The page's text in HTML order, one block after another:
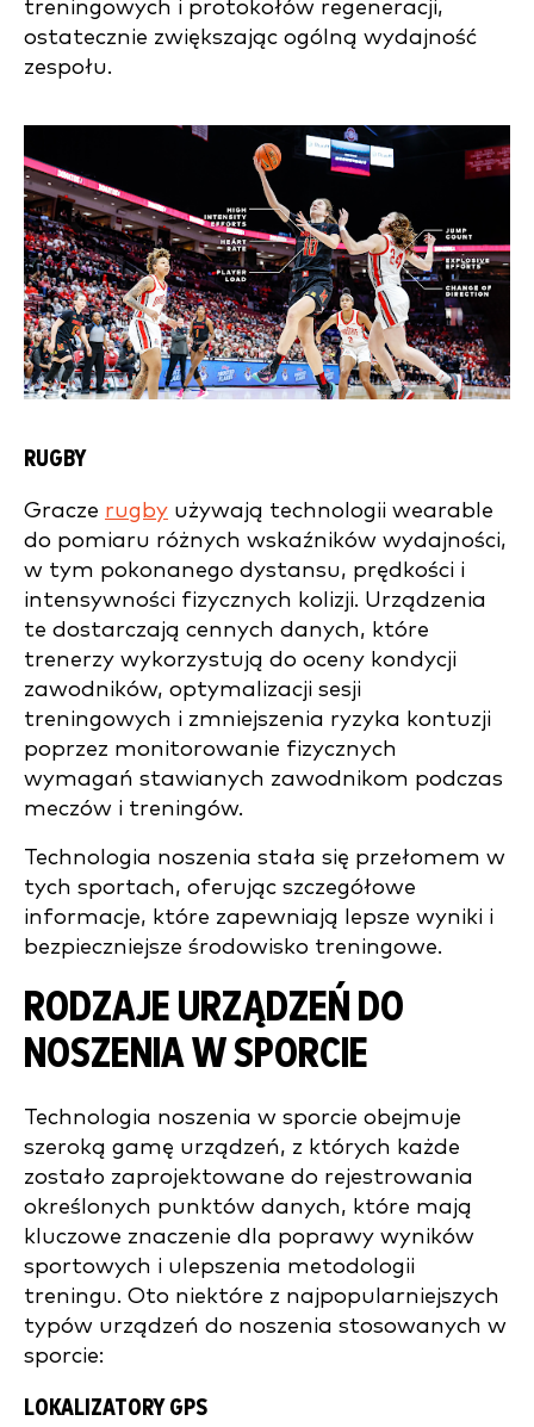
treningowych i protokołów regeneracji,
ostatecznie zwiększając ogólną wydajność
zespołu.
RUGBY
Gracze rugby używają technologii wearable
do pomiaru różnych wskaźników wydajności,
w tym pokonanego dystansu, prędkości i
intensywności fizycznych kolizji. Urządzenia
te dostarczają cennych danych, które
trenerzy wykorzystują do oceny kondycji
zawodników, optymalizacji sesji
treningowych i zmniejszenia ryzyka kontuzji
poprzez monitorowanie fizycznych
wymagań stawianych zawodnikom podczas
meczów i treningów.
Technologia noszenia stała się przełomem w
tych sportach, oferując szczegółowe
informacje, które zapewniają lepsze wyniki i
bezpieczniejsze środowisko treningowe.
RODZAJE URZĄDZEŃ DO
NOSZENIA W SPORCIE
Technologia noszenia w sporcie obejmuje
szeroką gamę urządzeń, z których każde
zostało zaprojektowane do rejestrowania
określonych punktów danych, które mają
kluczowe znaczenie dla poprawy wyników
sportowych i ulepszenia metodologii
treningu. Oto niektóre z najpopularniejszych
typów urządzeń do noszenia stosowanych w
sporcie:
LOKALIZATORY GPS